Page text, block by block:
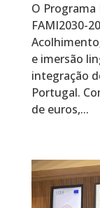
O Programa
FAMI2030-
e imersão
integração
Portugal.
de euros,...